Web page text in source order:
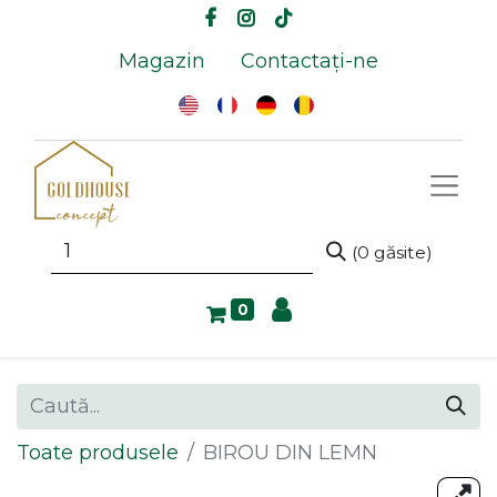
Magazin Contactați-ne
(0 găsite)
0
Toate produsele BIROU DIN LEMN